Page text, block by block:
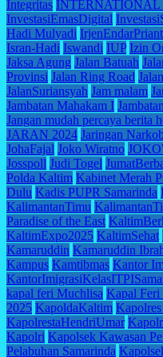
Integritas INTERNATIONAL
InvestasiEmasDigital
Hadi Mulyadi
Isran-Hadi Iswandi IUP Izin
Jaksa Agung Jalan Batuah
Provinsi Jalan Ring Road
JalanSuriansyah Jam malam
Jambatan Mahakam I
Jangan mudah percaya berita
JARAN 2024 Jaringan
JohaFajal Joko Wiratno
Josspoll Judi Togel
Polda Kaltim Kabinet Merah
Dulu Kadis PUPR Samarinda
KalimantanTimu
Paradise of the East
KaltimExpo2025 KaltimSehat
Kamaruddin Kamaruddin
Kampus Kamtibmas Kantor
kapal feri Muchlisa Kapal Feri
2025 KapoldaKaltim
KapolrestaHendriUmar
Kapolri Kapolsek Kawasan
Pelabuhan Samarinda